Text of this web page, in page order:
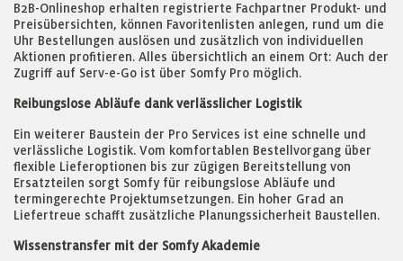
B2B-Onlineshop erhalten registrierte Fachpartner Produkt- und
Preisübersichten, können Favoritenlisten anlegen, rund um die
Uhr Bestellungen auslösen und zusätzlich von individuellen
Aktionen profitieren. Alles übersichtlich an einem Ort: Auch der
Zugriff auf Serv-e-Go ist über Somfy Pro möglich.
Reibungslose Abläufe dank verlässlicher Logistik
Ein weiterer Baustein der Pro Services ist eine schnelle und
verlässliche Logistik. Vom komfortablen Bestellvorgang über
flexible Lieferoptionen bis zur zügigen Bereitstellung von
Ersatzteilen sorgt Somfy für reibungslose Abläufe und
termingerechte Projektumsetzungen. Ein hoher Grad an
Liefertreue schafft zusätzliche Planungssicherheit Baustellen.
Wissenstransfer mit der Somfy Akademie